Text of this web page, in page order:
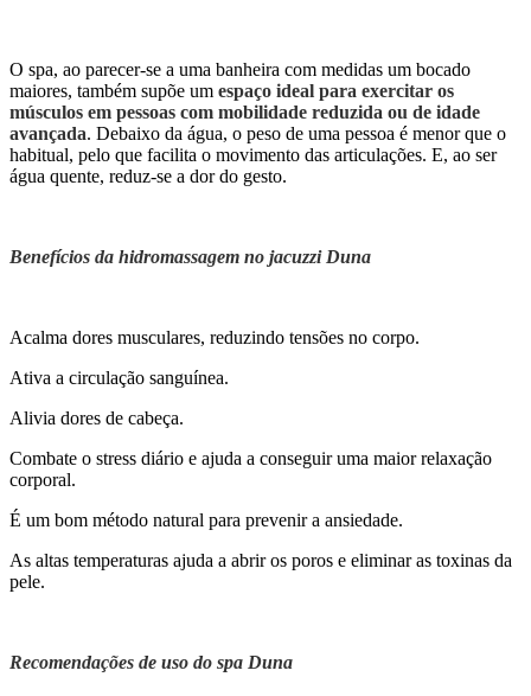
O spa, ao parecer-se a uma banheira com medidas um bocado
maiores, também supõe um espaço ideal para exercitar os
músculos em pessoas com mobilidade reduzida ou de idade
avançada. Debaixo da água, o peso de uma pessoa é menor que o
habitual, pelo que facilita o movimento das articulações. E, ao ser
água quente, reduz-se a dor do gesto.
Benefícios da hidromassagem no jacuzzi Duna
Acalma dores musculares, reduzindo tensões no corpo.
Ativa a circulação sanguínea.
Alivia dores de cabeça.
Combate o stress diário e ajuda a conseguir uma maior relaxação
corporal.
É um bom método natural para prevenir a ansiedade.
As altas temperaturas ajuda a abrir os poros e eliminar as toxinas da
pele.
Recomendações de uso do spa Duna